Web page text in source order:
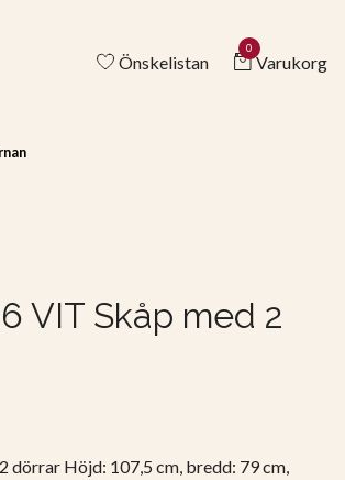
Önskelistan
0
Varukorg
VIT Skåp med 2
dörrar Höjd: 107,5 cm, bredd: 79 cm,